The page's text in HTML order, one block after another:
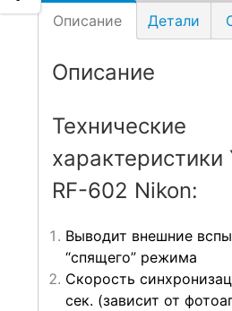
Описание Детали
Описание
Технические
характеристики
RF-602 Nikon:
Выводит внешние
“спящего” режима
Скорость
сек. (зависит от